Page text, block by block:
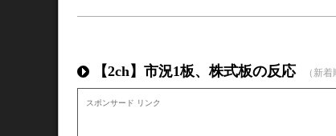
https://haitoukin-blog.com/kabu/msad/
こんにちは！ 「わからないなりに真剣！」がモットーの
ら下の“ブログ村”ボタンをポチッと応援クリックして
【2ch】市況1板、株式板の反応 （新着
スポンサード リンク